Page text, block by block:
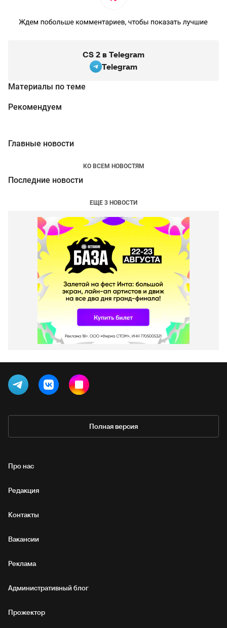
CS 2 в Telegram
Telegram
Материалы по теме
Рекомендуем
Главные новости
КО ВСЕМ НОВОСТЯМ
Последние новости
ЕЩЕ 3 НОВОСТИ
Полная версия
Про нас
Редакция
Контакты
Вакансии
Реклама
Административный блог
Прожектор